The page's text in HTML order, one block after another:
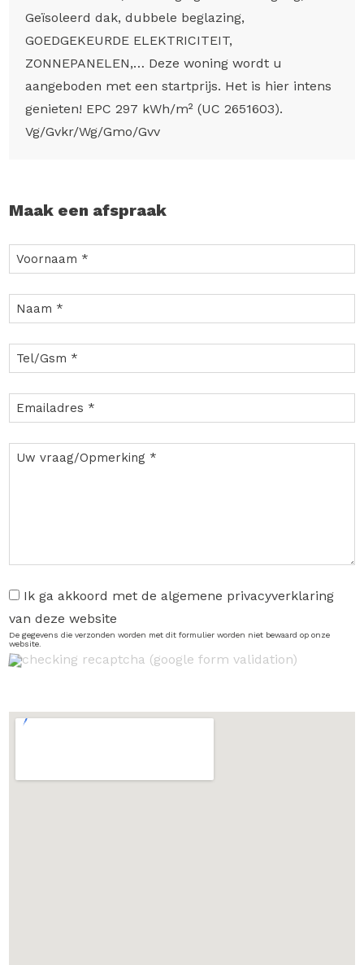
Geïsoleerd dak, dubbele beglazing,
GOEDGEKEURDE ELEKTRICITEIT,
ZONNEPANELEN,… Deze woning wordt u
aangeboden met een startprijs. Het is hier intens
genieten! EPC 297 kWh/m² (UC 2651603).
Vg/Gvkr/Wg/Gmo/Gvv
Maak een afspraak
Ik ga akkoord met de algemene privacyverklaring
van deze website
De gegevens die verzonden worden met dit formulier worden niet bewaard op onze
website.
checking recaptcha (google form validation)